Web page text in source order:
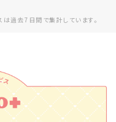
過去7日間で集計しています。